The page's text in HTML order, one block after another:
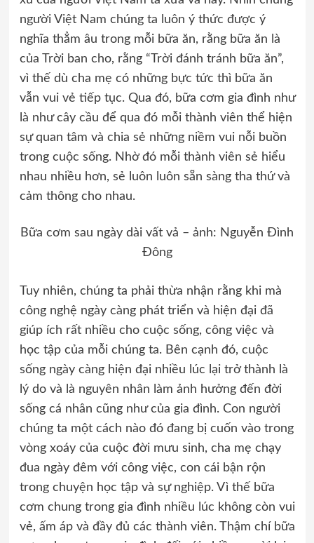
người Việt Nam chúng ta luôn ý thức được ý
nghĩa thẳm âu trong mỗi bữa ăn, rằng bữa ăn là
của Trời ban cho, rằng “Trời đánh tránh bữa ăn”,
vì thế dù cha mẹ có những bực tức thì bữa ăn
vẫn vui vẻ tiếp tục. Qua đó, bữa cơm gia đình như
là như cây cầu để qua đó mỗi thành viên thể hiện
sự quan tâm và chia sẻ những niềm vui nỗi buồn
trong cuộc sống. Nhờ đó mỗi thành viên sẻ hiểu
nhau nhiều hơn, sẻ luôn luôn sẵn sàng tha thứ và
cảm thông cho nhau.
Bữa cơm sau ngày dài vất vả – ảnh: Nguyễn Đình
Đông
Tuy nhiên, chúng ta phải thừa nhận rằng khi mà
công nghệ ngày càng phát triển và hiện đại đã
giúp ích rất nhiều cho cuộc sống, công việc và
học tập của mỗi chúng ta. Bên cạnh đó, cuộc
sống ngày càng hiện đại nhiều lúc lại trở thành là
lý do và là nguyên nhân làm ảnh hưởng đến đời
sống cá nhân cũng như của gia đình. Con người
chúng ta một cách nào đó đang bị cuốn vào trong
vòng xoáy của cuộc đời mưu sinh, cha mẹ chạy
đua ngày đêm với công việc, con cái bận rộn
trong chuyện học tập và sự nghiệp. Vì thế bữa
cơm chung trong gia đình nhiều lúc không còn vui
vẻ, ấm áp và đầy đủ các thành viên. Thậm chí bữa